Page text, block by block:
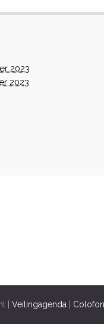
2023
2023
| Veilingagenda Colofon